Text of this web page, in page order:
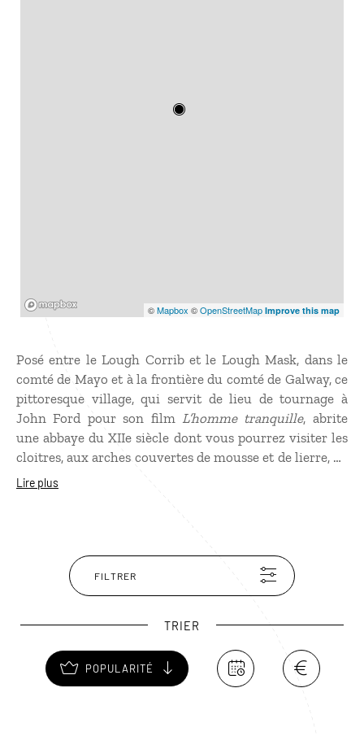
©Mapbox ©OpenStreetMap Improve this map
Posé entre le Lough Corrib et le Lough Mask, dans le
comté de Mayo et à la frontière du comté de Galway, ce
pittoresque village, qui servit de lieu de tournage à
John Ford pour son film L’homme tranquille, abrite
une abbaye du XIIe siècle dont vous pourrez visiter les
cloitres, aux arches couvertes de mousse et de lierre, au
cœur d’une forêt traversée par une rivière. À un
Lire plus
FILTRER
TRIER
POPULARITÉ